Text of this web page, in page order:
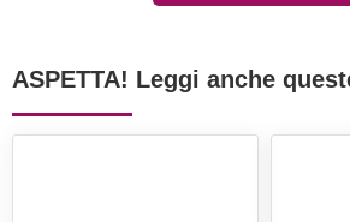
ASPETTA! Leggi anche